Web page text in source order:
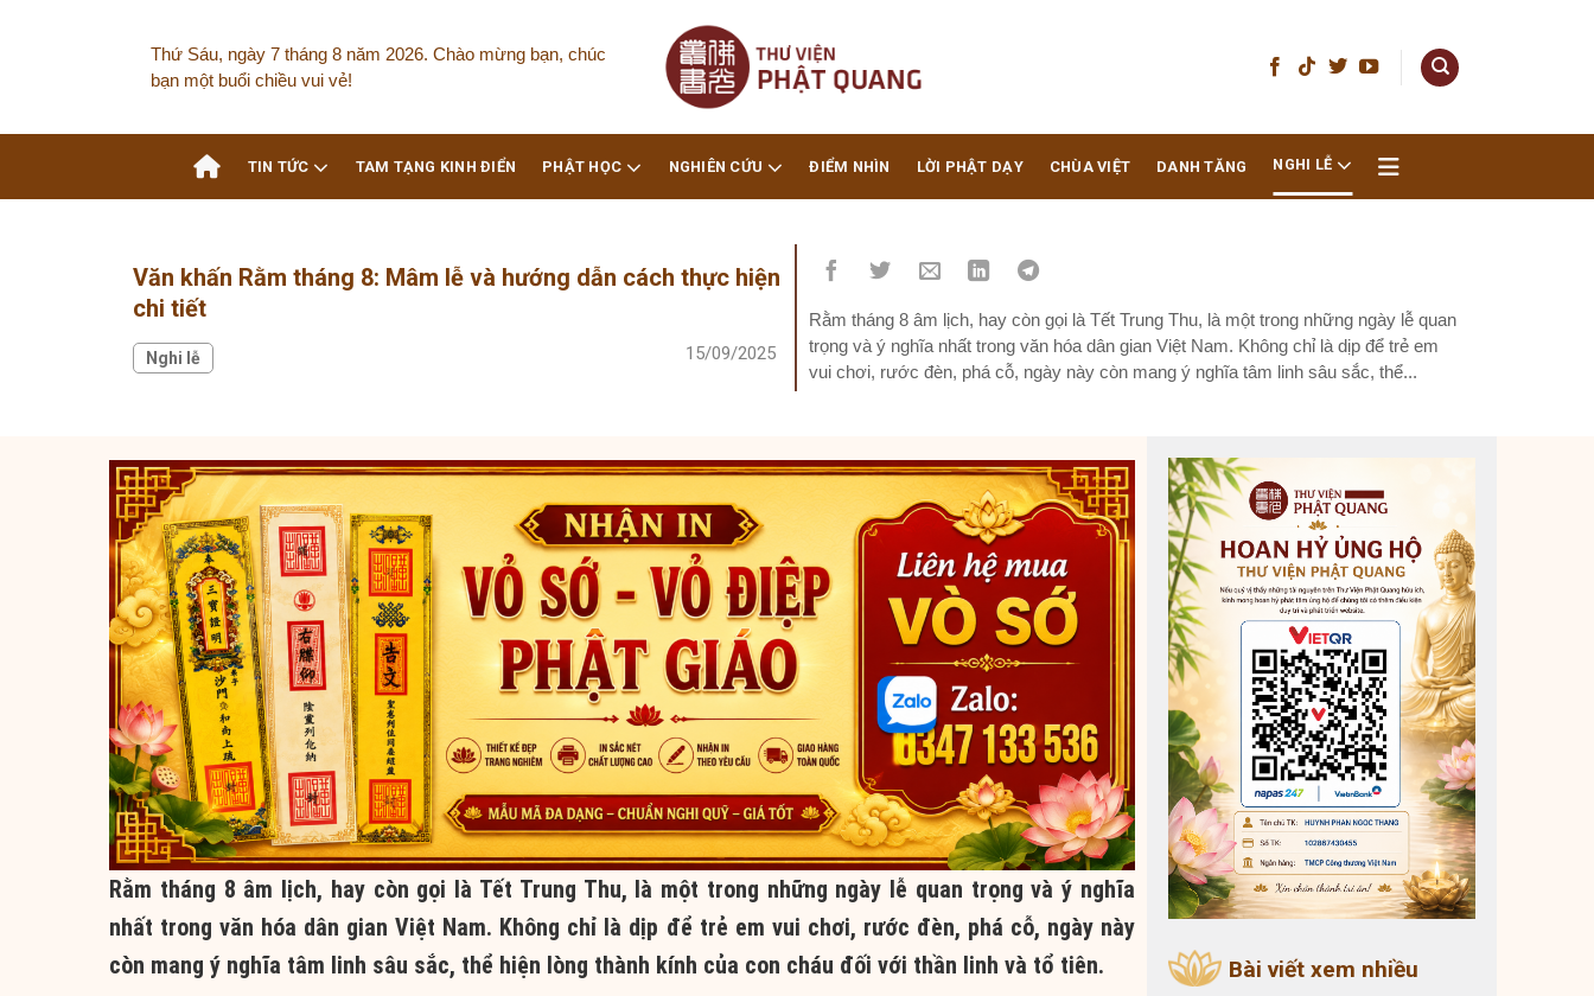
Thứ Sáu, ngày 7 tháng 8 năm 2026. Chào mừng bạn, chúc
bạn một buổi chiều vui vẻ!
TIN TỨC TAM TẠNG KINH ĐIỂN PHẬT HỌC NGHIÊN CỨU ĐIỂM NHÌN LỜI PHẬT DẠY CHÙA VIỆT DANH TĂNG NGHI LỄ
Văn khấn Rằm tháng 8: Mâm lễ và hướng dẫn cách thực hiện
chi tiết
Nghi lễ 15/09/2025
Rằm tháng 8 âm lịch, hay còn gọi là Tết Trung Thu, là một trong những ngày lễ quan
trọng và ý nghĩa nhất trong văn hóa dân gian Việt Nam. Không chỉ là dịp để trẻ em
vui chơi, rước đèn, phá cỗ, ngày này còn mang ý nghĩa tâm linh sâu sắc, thể...
Rằm tháng 8 âm lịch, hay còn gọi là Tết Trung Thu, là một trong những ngày lễ quan trọng và ý nghĩa
nhất trong văn hóa dân gian Việt Nam. Không chỉ là dịp để trẻ em vui chơi, rước đèn, phá cỗ, ngày này
còn mang ý nghĩa tâm linh sâu sắc, thể hiện lòng thành kính của con cháu đối với thần linh và tổ tiên.
Bài viết xem nhiều